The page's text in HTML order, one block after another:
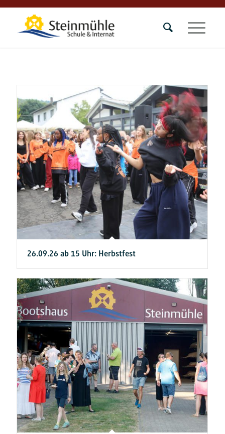
26.09.26 ab 15 Uhr: Herbstfest